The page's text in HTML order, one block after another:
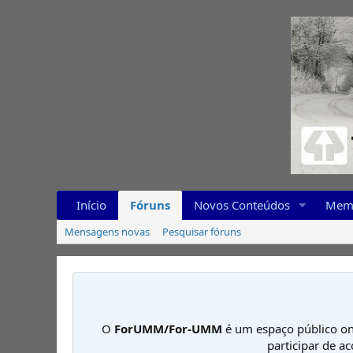
Início Fóruns Novos Conteúdos
Mensagens novas Pesquisar fóruns
O ForUMM/For-UMM é um espaço público
participar de